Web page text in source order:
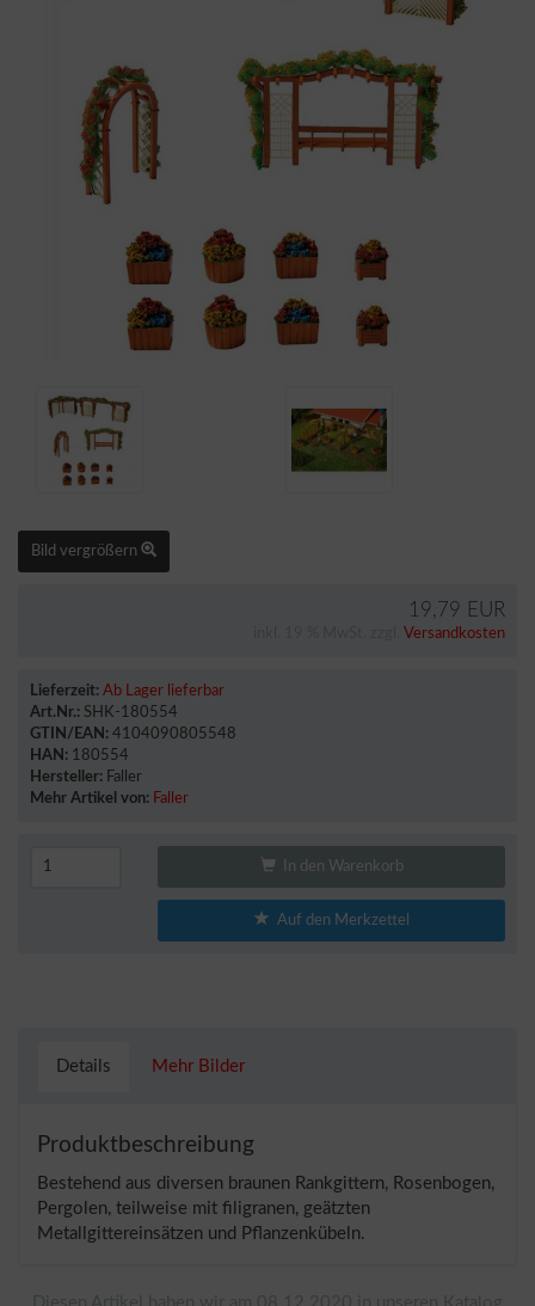
Bild vergrößern
19,79 EUR
Versandkosten
Lieferzeit: Ab Lager lieferbar
Art.Nr.: SHK-180554
GTIN/EAN: 4104090805548
HAN: 180554
Hersteller: Faller
Mehr Artikel von: Faller
In den Warenkorb
Auf den Merkzettel
Details Mehr Bilder
Produktbeschreibung
Bestehend aus diversen braunen Rankgittern, Rosenbogen,
Pergolen, teilweise mit filigranen, geätzten
Metallgittereinsätzen und Pflanzenkübeln.